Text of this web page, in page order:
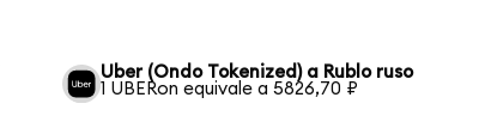
Uber (Ondo Tokenized) a Rublo ruso
1 UBERon equivale a 5826,70 ₽